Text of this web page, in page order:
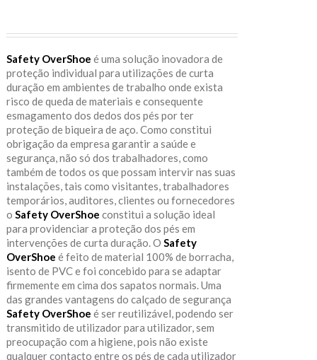
Safety OverShoe é uma solução inovadora de
proteção individual para utilizações de curta
duração em ambientes de trabalho onde exista
risco de queda de materiais e consequente
esmagamento dos dedos dos pés por ter
proteção de biqueira de aço. Como constitui
obrigação da empresa garantir a saúde e
segurança, não só dos trabalhadores, como
também de todos os que possam intervir nas suas
instalações, tais como visitantes, trabalhadores
temporários, auditores, clientes ou fornecedores
o Safety OverShoe constitui a solução ideal
para providenciar a proteção dos pés em
intervenções de curta duração. O Safety
OverShoe é feito de material 100% de borracha,
isento de PVC e foi concebido para se adaptar
firmemente em cima dos sapatos normais. Uma
das grandes vantagens do calçado de segurança
Safety OverShoe é ser reutilizável, podendo ser
transmitido de utilizador para utilizador, sem
preocupação com a higiene, pois não existe
qualquer contacto entre os pés de cada utilizador